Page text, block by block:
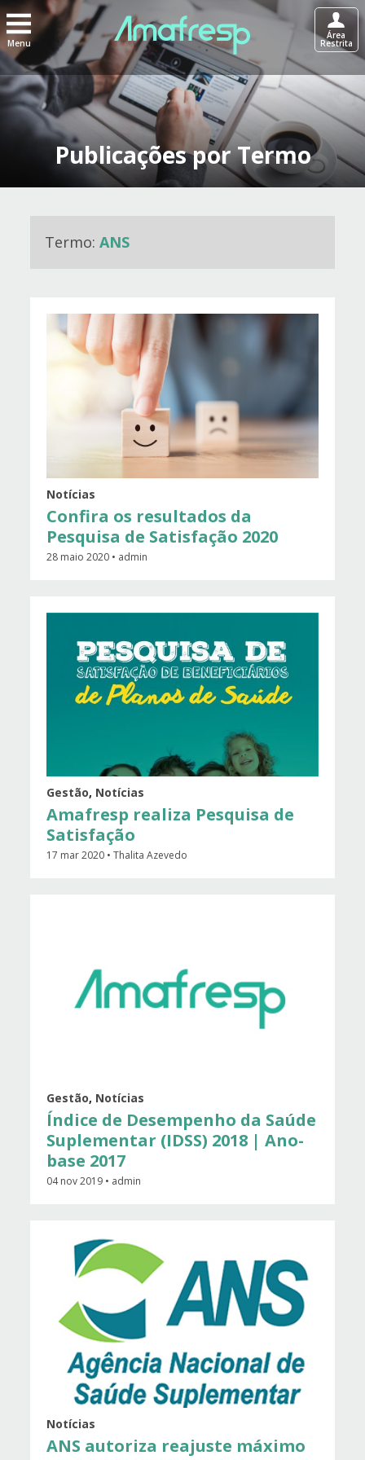
Menu
Área
Restrita
Publicações por Termo
Termo:ANS
Notícias
Confira os resultados da
Pesquisa de Satisfação 2020
28 maio 2020 • admin
Gestão, Notícias
Amafresp realiza Pesquisa de
Satisfação
17 mar 2020 • Thalita Azevedo
Gestão, Notícias
Índice de Desempenho da Saúde
Suplementar (IDSS) 2018 | Ano-
base 2017
04 nov 2019 • admin
Notícias
ANS autoriza reajuste máximo